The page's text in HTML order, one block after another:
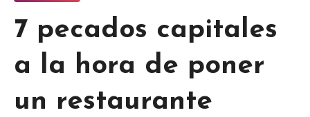
7 pecados capitales
a la hora de poner
un restaurante